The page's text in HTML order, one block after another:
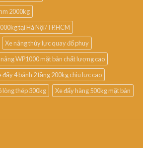
2000kg
tại Hà Nội/TP.HCM
Xe nâng thủy lực quay đổ phuy
WP1000 mặt bàn chất lượng cao
đẩy 4 bánh 2 tầng 200kg chịu lực cao
lòng thép 300kg Xe đẩy hàng 500kg mặt bàn